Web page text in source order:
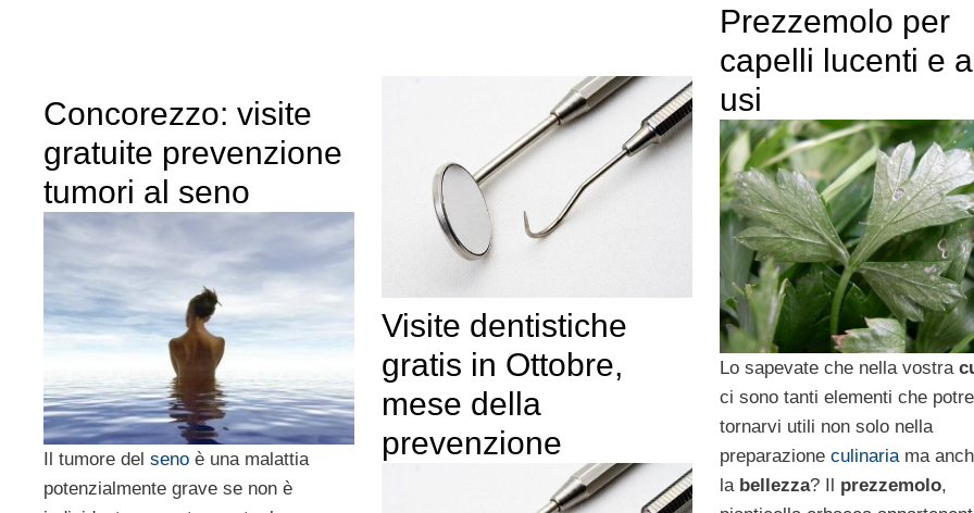
Prezzemolo per
capelli lucenti e
usi
Lo sapevate che nella vostra
ci sono tanti elementi che
tornarvi utili non solo nella
preparazione culinariama
la bellezza? Il prezzemolo,
Visite dentistiche
gratis in Ottobre,
mese della
prevenzione
Concorezzo: visite
gratuite prevenzione
tumori al seno
Il tumore del seno è una malattia
potenzialmente grave se non è